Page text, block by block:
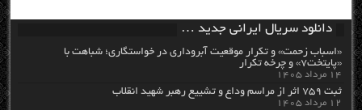
دانلود سریال ایرانی جدید …
«اسباب زحمت» و تکرار موقعیت آبروداری در خواستگاری؛ شباهت با
«پایتخت۷» و چرخه تکرار
۱۴ مرداد ۱۴۰۵
ثبت ۷۵۹ اثر از مراسم وداع و تشییع رهبر شهید انقلاب
۱۲ مرداد ۱۴۰۵